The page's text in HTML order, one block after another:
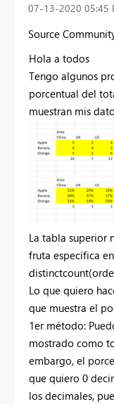
‎07-13-2020 05:45
Source
Hola a todos
Tengo algunos
porcentual del
muestran mis
La tabla superior
fruta específica
Lo que quiero
que muestra el
1er método:
mostrado como
embargo, el
que quiero 0
los decimales,